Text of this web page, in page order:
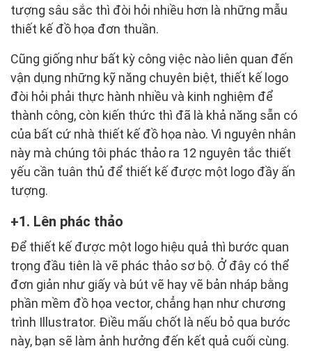
tượng sâu sắc thì đòi hỏi nhiều hơn là những mẫu
thiết kế đồ họa đơn thuần.
Cũng giống như bất kỳ công việc nào liên quan đến
vận dụng những kỹ năng chuyên biệt, thiết kế logo
đòi hỏi phải thực hành nhiều và kinh nghiệm để
thành công, còn kiến thức thì đã là khả năng sẵn có
của bất cứ nhà thiết kế đồ họa nào. Vì nguyên nhân
này mà chúng tôi phác thảo ra 12 nguyên tắc thiết
yếu cần tuân thủ để thiết kế được một logo đầy ấn
tượng.
1. Lên phác thảo
Để thiết kế được một logo hiệu quả thì bước quan
trọng đầu tiên là vẽ phác thảo sơ bộ. Ở đây có thể
đơn giản như giấy và bút vẽ hay vẽ bản nháp bằng
phần mềm đồ họa vector, chẳng hạn như chương
trình Illustrator. Điều mấu chốt là nếu bỏ qua bước
này, bạn sẽ làm ảnh hưởng đến kết quả cuối cùng.